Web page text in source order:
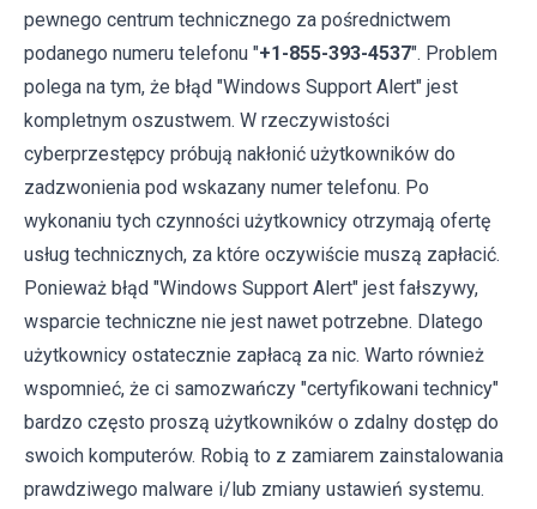
pewnego centrum technicznego za pośrednictwem
podanego numeru telefonu "+1-855-393-4537". Problem
polega na tym, że błąd "Windows Support Alert" jest
kompletnym oszustwem. W rzeczywistości
cyberprzestępcy próbują nakłonić użytkowników do
zadzwonienia pod wskazany numer telefonu. Po
wykonaniu tych czynności użytkownicy otrzymają ofertę
usług technicznych, za które oczywiście muszą zapłacić.
Ponieważ błąd "Windows Support Alert" jest fałszywy,
wsparcie techniczne nie jest nawet potrzebne. Dlatego
użytkownicy ostatecznie zapłacą za nic. Warto również
wspomnieć, że ci samozwańczy "certyfikowani technicy"
bardzo często proszą użytkowników o zdalny dostęp do
swoich komputerów. Robią to z zamiarem zainstalowania
prawdziwego malware i/lub zmiany ustawień systemu.